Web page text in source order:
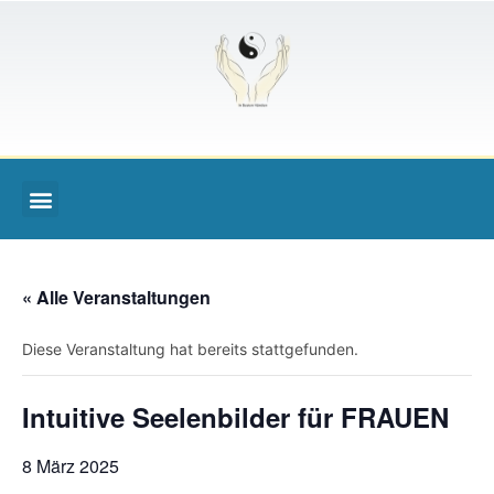
« Alle Veranstaltungen
Diese Veranstaltung hat bereits stattgefunden.
Intuitive Seelenbilder für FRAUEN
8 März 2025